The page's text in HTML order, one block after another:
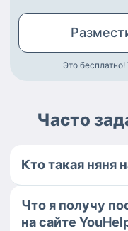
Это
Часто
Кто такая няня
Что я получу
на сайте